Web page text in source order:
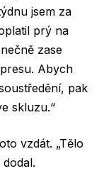
jsem za
prý na
zase
Abych
pak
skluzu.“
vzdát. „Tělo